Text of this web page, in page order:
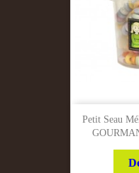
Petit Seau